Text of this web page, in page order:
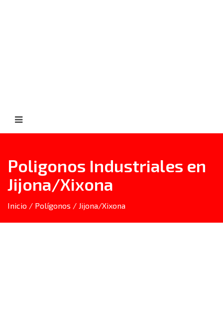
Poligonos Industriales en
Jijona/Xixona
Inicio / Polígonos / Jijona/Xixona